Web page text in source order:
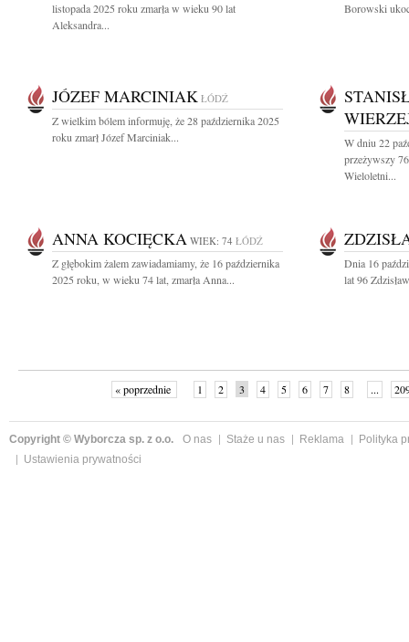
listopada 2025 roku zmarła w wieku 90 lat
Aleksandra...
Borowski
JÓZEF MARCINIAK ŁÓDŹ
Z wielkim bólem informuję, że 28 października 2025
roku zmarł Józef Marciniak...
W dniu 22
przeżywszy
Wieloletni...
ANNA KOCIĘCKA WIEK: 74 ŁÓDŹ
Z głębokim żalem zawiadamiamy, że 16 października
2025 roku, w wieku 74 lat, zmarła Anna...
Dnia 16
lat 96
« poprzednie 1 2 3 4 5 6 7 8 ...
Copyright © Wyborcza sp. z o.o. O nas Staże u nas Reklama
Polityka
Ustawienia prywatności